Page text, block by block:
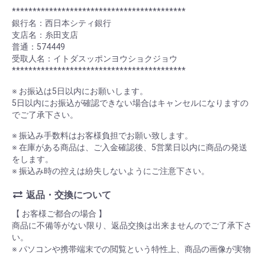
******************************************
銀行名：西日本シティ銀行
支店名：糸田支店
普通：574449
受取人名：イトダスッポンヨウショクジョウ
******************************************
※ お振込は5日以内にお願いします。
5日以内にお振込が確認できない場合はキャンセルになりますの
でご了承下さい。
※ 振込み手数料はお客様負担でお願い致します。
※ 在庫がある商品は、ご入金確認後、5営業日以内に商品の発送
をします。
※ 振込み時の控えは紛失しないようにご注意下さい。
返品・交換について
【 お客様ご都合の場合 】
商品に不備等がない限り、返品交換は出来ませんのでご了承下さ
い。
※ パソコンや携帯端末での閲覧という特性上、商品の画像が実物